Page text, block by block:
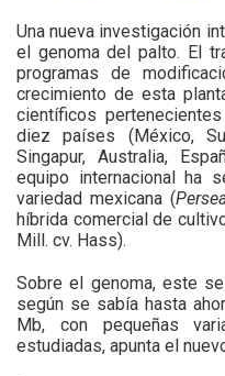
Una nueva investigación
el genoma del palto. El
programas de
crecimiento de esta
científicos
diez países (México,
Singapur, Australia,
equipo internacional ha
variedad mexicana (
híbrida comercial de
Mill. cv. Hass).
Sobre el genoma, este
según se sabía hasta
Mb, con pequeñas
estudiadas, apunta el